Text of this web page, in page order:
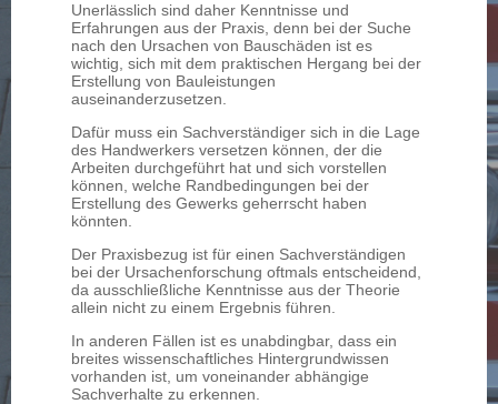
Unerlässlich sind daher Kenntnisse und
Erfahrungen aus der Praxis, denn bei der Suche
nach den Ursachen von Bauschäden ist es
wichtig, sich mit dem praktischen Hergang bei der
Erstellung von Bauleistungen
auseinanderzusetzen.
Dafür muss ein Sachverständiger sich in die Lage
des Handwerkers versetzen können, der die
Arbeiten durchgeführt hat und sich vorstellen
können, welche Randbedingungen bei der
Erstellung des Gewerks geherrscht haben
könnten.
Der Praxisbezug ist für einen Sachverständigen
bei der Ursachenforschung oftmals entscheidend,
da ausschließliche Kenntnisse aus der Theorie
allein nicht zu einem Ergebnis führen.
In anderen Fällen ist es unabdingbar, dass ein
breites wissenschaftliches Hintergrundwissen
vorhanden ist, um voneinander abhängige
Sachverhalte zu erkennen.